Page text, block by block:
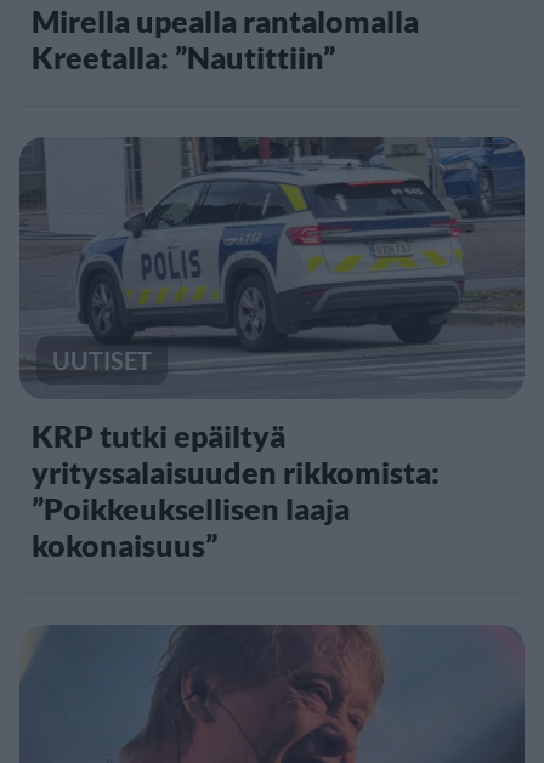
Mirella upealla rantalomalla
Kreetalla: ”Nautittiin”
UUTISET
KRP tutki epäiltyä
yrityssalaisuuden rikkomista:
”Poikkeuksellisen laaja
kokonaisuus”